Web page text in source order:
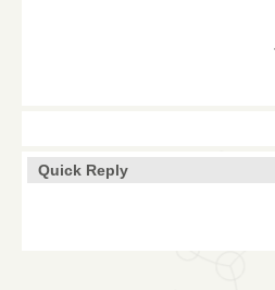
Quick Reply